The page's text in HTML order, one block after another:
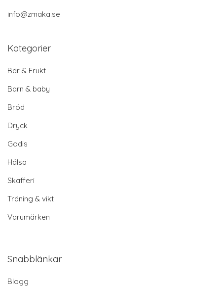
info@zmaka.se
Kategorier
Bär & Frukt
Barn & baby
Bröd
Dryck
Godis
Hälsa
Skafferi
Träning & vikt
Varumärken
Snabblänkar
Blogg